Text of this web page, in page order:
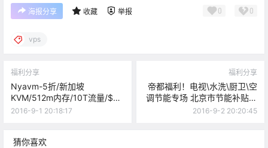
海报分享 收藏 举报 0 0
vps
福利分享
Nyavm-5折/新加坡
KVM/512m内存/10T流量/$30
年付
2016-9-1 20:18:17
福利分享
帝都福利！电视\水洗\厨卫\空
调节能专场 北京市节能补贴最
高800元
2016-9-2 20:20:45
猜你喜欢